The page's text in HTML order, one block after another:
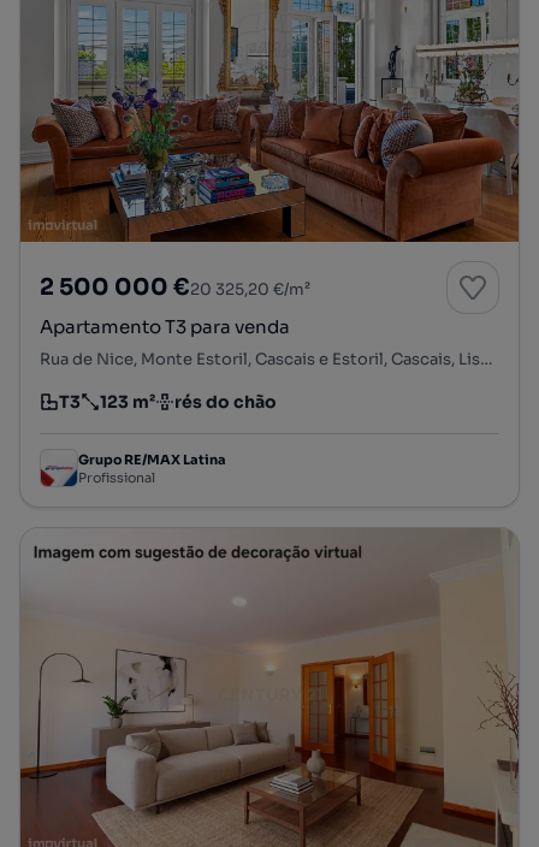
2 500 000 €20 325,20 €/m²
Apartamento T3 para venda
Rua de Nice, Monte Estoril, Cascais e Estoril, Cascais, Lisboa
Tipologia
T3
Preço por metro quadrado
123 m²
Andar rés do chão
Grupo RE/MAX Latina
Profissional